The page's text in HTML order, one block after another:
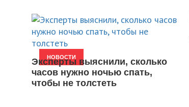
НОВОСТИ
Эксперты выяснили, сколько
часов нужно ночью спать,
чтобы не толстеть